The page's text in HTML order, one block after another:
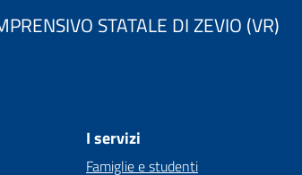
STATALE DI ZEVIO (VR)
I servizi
Famiglie e studenti